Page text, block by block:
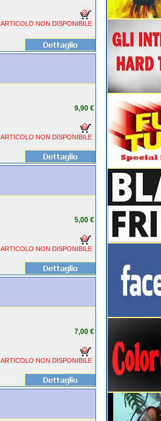
ARTICOLO NON DISPONIBILE
9,90 €
ARTICOLO NON DISPONIBILE
5,00 €
ARTICOLO NON DISPONIBILE
7,00 €
ARTICOLO NON DISPONIBILE